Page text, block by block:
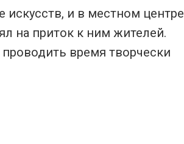
и в местном центре
на приток к ним жителей.
время творчески